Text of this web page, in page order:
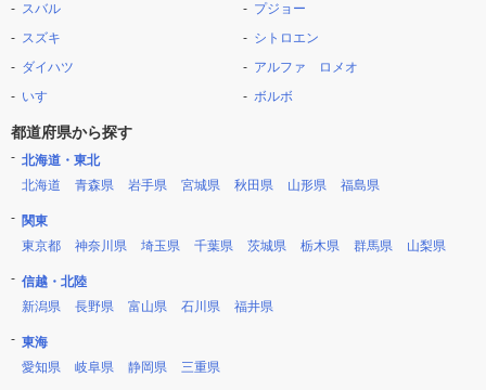
スバル
スズキ
ダイハツ
いすゞ
プジョー
シトロエン
アルファ ロメオ
ボルボ
都道府県から探す
北海道・東北
北海道
青森県 岩手県 宮城県 秋田県 山形県 福島県
関東
東京都
神奈川県 埼玉県 千葉県 茨城県 栃木県 群馬県 山梨県
信越・北陸
新潟県
長野県 富山県 石川県 福井県
東海
愛知県
岐阜県 静岡県 三重県